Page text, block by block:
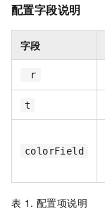
配置字段说明
字段
r
t
colorField
表 1. 配置项说明